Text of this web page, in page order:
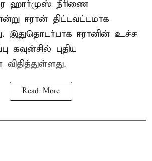
ஹார்முஸ் நீரிணை
ஈரான் திட்டவட்டமாக
இதுதொடர்பாக ஈரானின் உச்ச
கவுன்சில் புதிய
Read More